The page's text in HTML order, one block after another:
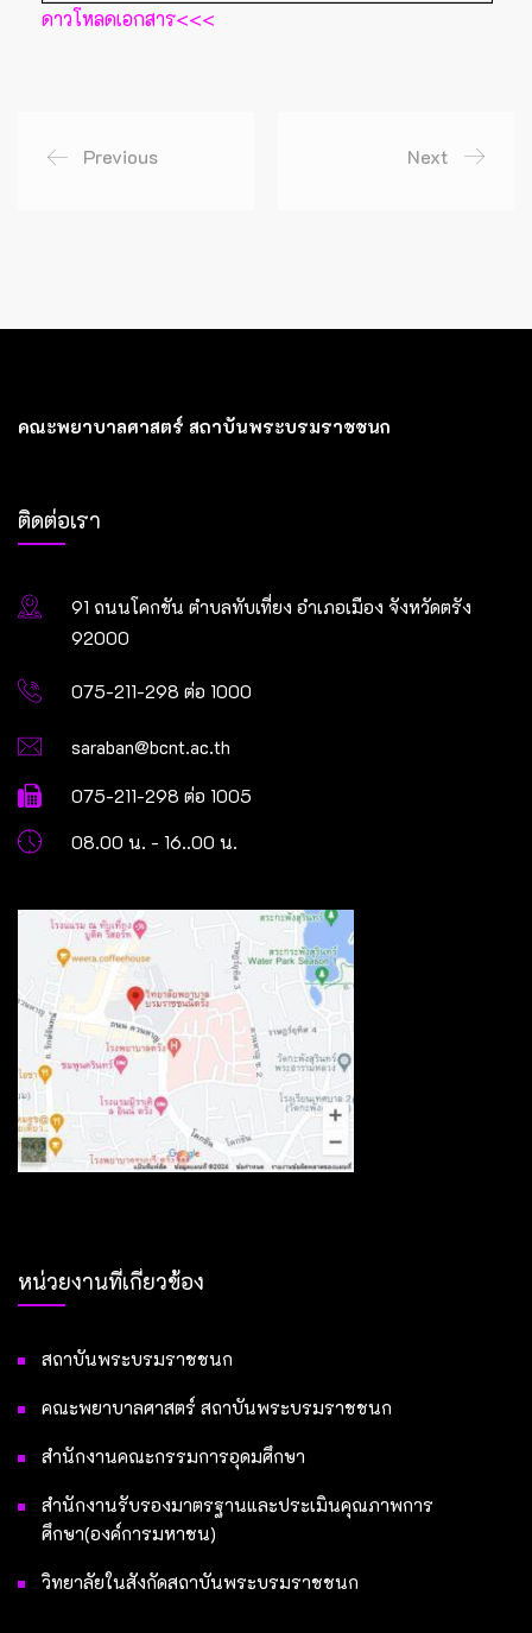
ดาวโหลดเอกสาร<<<
Previous Next
คณะพยาบาลศาสตร์ สถาบันพระบรมราชชนก
ติดต่อเรา
91 ถนนโคกขัน ตำบลทับเที่ยง อำเภอเมือง จังหวัดตรัง
92000
075-211-298 ต่อ 1000
saraban@bcnt.ac.th
075-211-298 ต่อ 1005
08.00 น. - 16..00 น.
หน่วยงานที่เกี่ยวข้อง
สถาบันพระบรมราชชนก
คณะพยาบาลศาสตร์ สถาบันพระบรมราชชนก
สำนักงานคณะกรรมการอุดมศึกษา
สำนักงานรับรองมาตรฐานและประเมินคุณภาพการ
ศึกษา(องค์การมหาชน)
วิทยาลัยในสังกัดสถาบันพระบรมราชชนก